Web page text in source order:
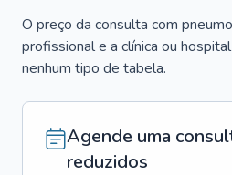
O preço da consulta com
profissional e a clínica ou
nenhum tipo de tabela.
Agende uma
reduzidos